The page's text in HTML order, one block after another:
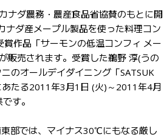
ナダ農務・農産食品省協賛のもとに開
ダ産メープル製品を使った料理コン
作品「サーモンの低温コンフィ メー
販売されます。受賞した鵜野 淳(うの
のオールデイダイニング「SATSUK
たる2011年3月1日 (火)～2011年4月
す。
部では、マイナス30℃にもなる厳し